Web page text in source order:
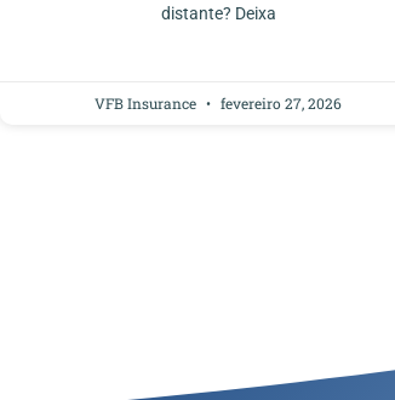
distante? Deixa
VFB Insurance fevereiro 27, 2026